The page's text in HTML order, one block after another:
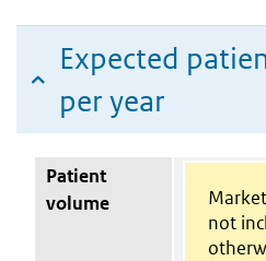
Expected
per year
Patient
volume
not